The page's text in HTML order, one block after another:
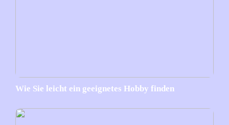
Wie Sie leicht ein geeignetes Hobby finden